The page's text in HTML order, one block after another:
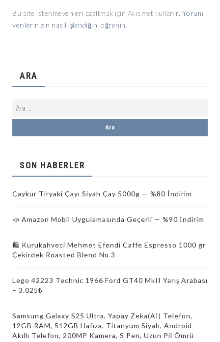
Bu site istenmeyenleri azaltmak için Akismet kullanır. Yorum
verilerinizin nasıl işlendiğini öğrenin.
ARA
SON HABERLER
Çaykur Tiryaki Çayı Siyah Çay 5000g — %80 İndirim
📣 Amazon Mobil Uygulamasında Geçerli — %90 İndirim
🛍️ Kurukahveci Mehmet Efendi Caffe Espresso 1000 gr
Çekirdek Roasted Blend No 3
Lego 42223 Technic 1966 Ford GT40 MkII Yarış Arabası
– 3.025₺
Samsung Galaxy S25 Ultra, Yapay Zeka(AI) Telefon,
12GB RAM, 512GB Hafıza, Titanyum Siyah, Android
Akıllı Telefon, 200MP Kamera, S Pen, Uzun Pil Ömrü